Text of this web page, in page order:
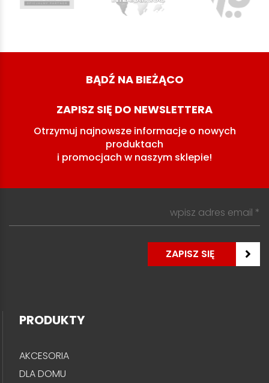
BĄDŹ NA BIEŻĄCO
ZAPISZ SIĘ DO NEWSLETTERA
Otrzymuj najnowsze informacje o nowych
produktach
i promocjach w naszym sklepie!
PRODUKTY
AKCESORIA
DLA DOMU